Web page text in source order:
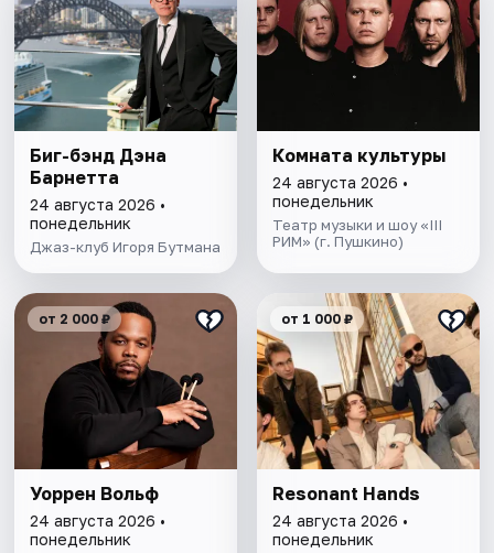
Биг-бэнд Дэна
Барнетта
24 августа 2026 •
понедельник
Джаз-клуб Игоря Бутмана
Комната культуры
24 августа 2026 •
понедельник
Театр музыки и шоу «III
РИМ» (г. Пушкино)
от 2 000 ₽
Уоррен Вольф
24 августа 2026 •
понедельник
от 1 000 ₽
Resonant Hands
24 августа 2026 •
понедельник